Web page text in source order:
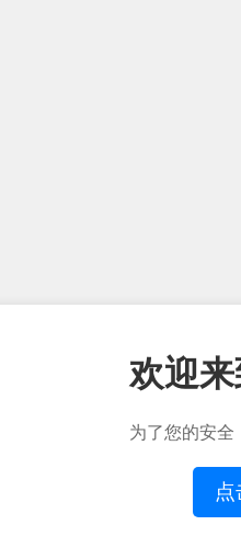
欢迎
为了您的安全